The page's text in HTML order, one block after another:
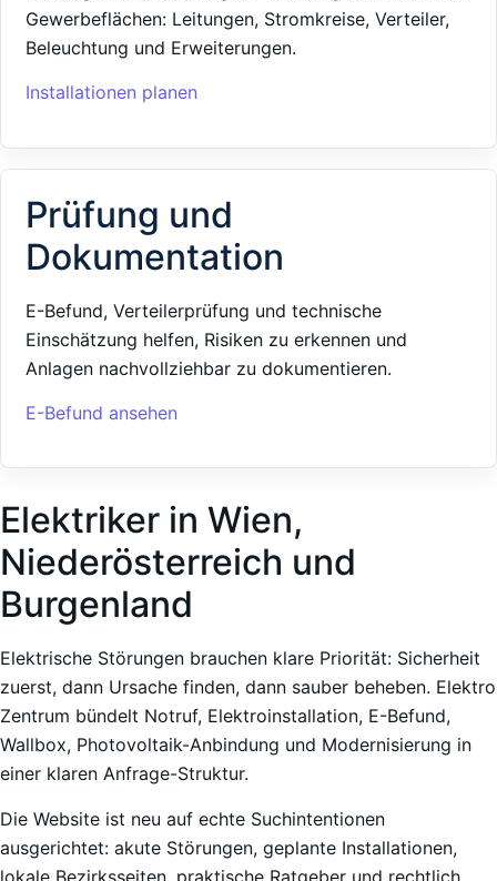
Gewerbeflächen: Leitungen, Stromkreise, Verteiler,
Beleuchtung und Erweiterungen.
Installationen planen
Prüfung und
Dokumentation
E-Befund, Verteilerprüfung und technische
Einschätzung helfen, Risiken zu erkennen und
Anlagen nachvollziehbar zu dokumentieren.
E-Befund ansehen
Elektriker in Wien,
Niederösterreich und
Burgenland
Elektrische Störungen brauchen klare Priorität: Sicherheit
zuerst, dann Ursache finden, dann sauber beheben. Elektro
Zentrum bündelt Notruf, Elektroinstallation, E-Befund,
Wallbox, Photovoltaik-Anbindung und Modernisierung in
einer klaren Anfrage-Struktur.
Die Website ist neu auf echte Suchintentionen
ausgerichtet: akute Störungen, geplante Installationen,
lokale Bezirksseiten, praktische Ratgeber und rechtlich